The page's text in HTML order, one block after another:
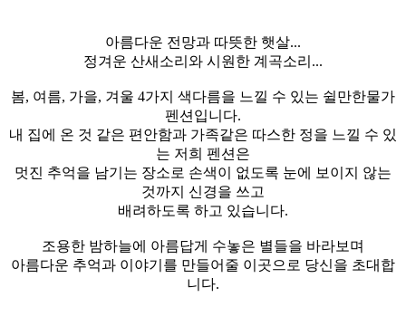
아름다운 전망과 따뜻한 햇살...
정겨운 산새소리와 시원한 계곡소리...
봄, 여름, 가을, 겨울 4가지 색다름을 느낄 수 있는 쉴만한물가
펜션입니다.
내 집에 온 것 같은 편안함과 가족같은 따스한 정을 느낄 수 있
는 저희 펜션은
멋진 추억을 남기는 장소로 손색이 없도록 눈에 보이지 않는
것까지 신경을 쓰고
배려하도록 하고 있습니다.
조용한 밤하늘에 아름답게 수놓은 별들을 바라보며
아름다운 추억과 이야기를 만들어줄 이곳으로 당신을 초대합
니다.